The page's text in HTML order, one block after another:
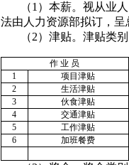
（1 ）本薪。视从业
法由人力资源部拟订，
（2）津贴。津贴类
作 业 员
1
项目津贴
2
生活津贴
3
伙食津贴
4
交通津贴
5
工作津贴
6
加班餐费